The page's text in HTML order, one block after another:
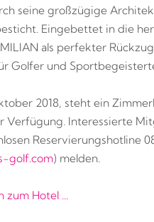
seine großzügige
Eingebettet in die
als perfekter
Golfer und
2018, steht ein
Verfügung. Interessierte
Reservierungshotline
golf.com) melden.
zum Hotel ...